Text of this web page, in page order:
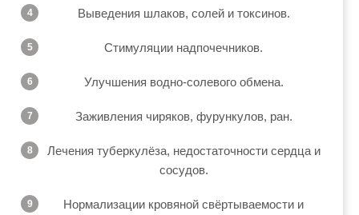
Выведения шлаков, солей и токсинов.
Стимуляции надпочечников.
Улучшения водно-солевого обмена.
Заживления чиряков, фурункулов, ран.
Лечения туберкулёза, недостаточности сердца и
сосудов.
Нормализации кровяной свёртываемости и